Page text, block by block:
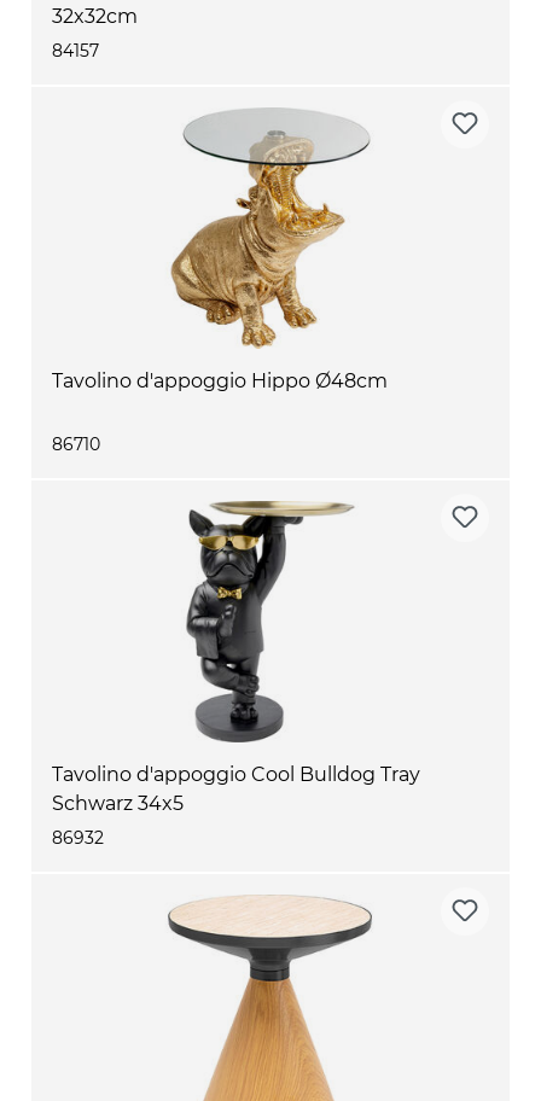
32x32cm
84157
Tavolino d'appoggio Hippo Ø48cm
86710
Tavolino d'appoggio Cool Bulldog Tray
Schwarz 34x5
86932